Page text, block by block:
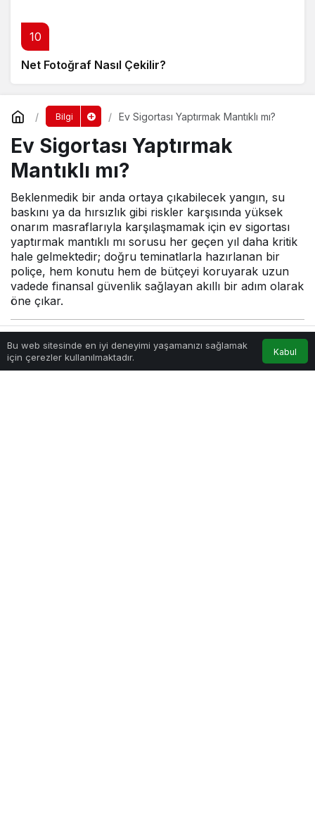
10
Net Fotoğraf Nasıl Çekilir?
Bilgi Ev Sigortası Yaptırmak Mantıklı mı?
Ev Sigortası Yaptırmak
Mantıklı mı?
Beklenmedik bir anda ortaya çıkabilecek yangın, su
baskını ya da hırsızlık gibi riskler karşısında yüksek
onarım masraflarıyla karşılaşmamak için ev sigortası
yaptırmak mantıklı mı sorusu her geçen yıl daha kritik
hale gelmektedir; doğru teminatlarla hazırlanan bir
poliçe, hem konutu hem de bütçeyi koruyarak uzun
vadede finansal güvenlik sağlayan akıllı bir adım olarak
öne çıkar.
Yazartarafından yayınlandı
2 Mart 2026, 14:44
2 Mart 2026, 14:44
Bu web sitesinde en iyi deneyimi yaşamanızı sağlamak
için çerezler kullanılmaktadır.
Kabul
Anasayfa